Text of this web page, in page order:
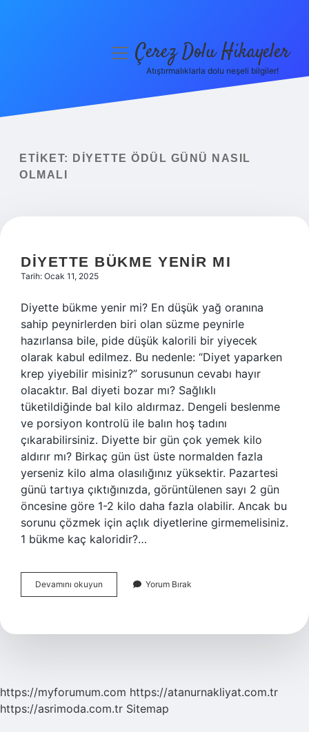
Yasal Uyarı
menüyüÇerez Dolu Hikayeler
Atıştırmalıklarla dolu neşeli bilgiler!
ETIKET:
DIYETTE ÖDÜL GÜNÜ NASIL
OLMALI
DIYETTE BÜKME YENIR MI
Tarih: Ocak 11, 2025
Diyette bükme yenir mi? En düşük yağ oranına
sahip peynirlerden biri olan süzme peynirle
hazırlansa bile, pide düşük kalorili bir yiyecek
olarak kabul edilmez. Bu nedenle: “Diyet yaparken
krep yiyebilir misiniz?” sorusunun cevabı hayır
olacaktır. Bal diyeti bozar mı? Sağlıklı
tüketildiğinde bal kilo aldırmaz. Dengeli beslenme
ve porsiyon kontrolü ile balın hoş tadını
çıkarabilirsiniz. Diyette bir gün çok yemek kilo
aldırır mı? Birkaç gün üst üste normalden fazla
yerseniz kilo alma olasılığınız yüksektir. Pazartesi
günü tartıya çıktığınızda, görüntülenen sayı 2 gün
öncesine göre 1-2 kilo daha fazla olabilir. Ancak bu
sorunu çözmek için açlık diyetlerine girmemelisiniz.
1 bükme kaç kaloridir?…
Devamını okuyun
Bükme
Yorum Bırak
https://myforumum.com https://atanurnakliyat.com.tr
https://asrimoda.com.tr Sitemap